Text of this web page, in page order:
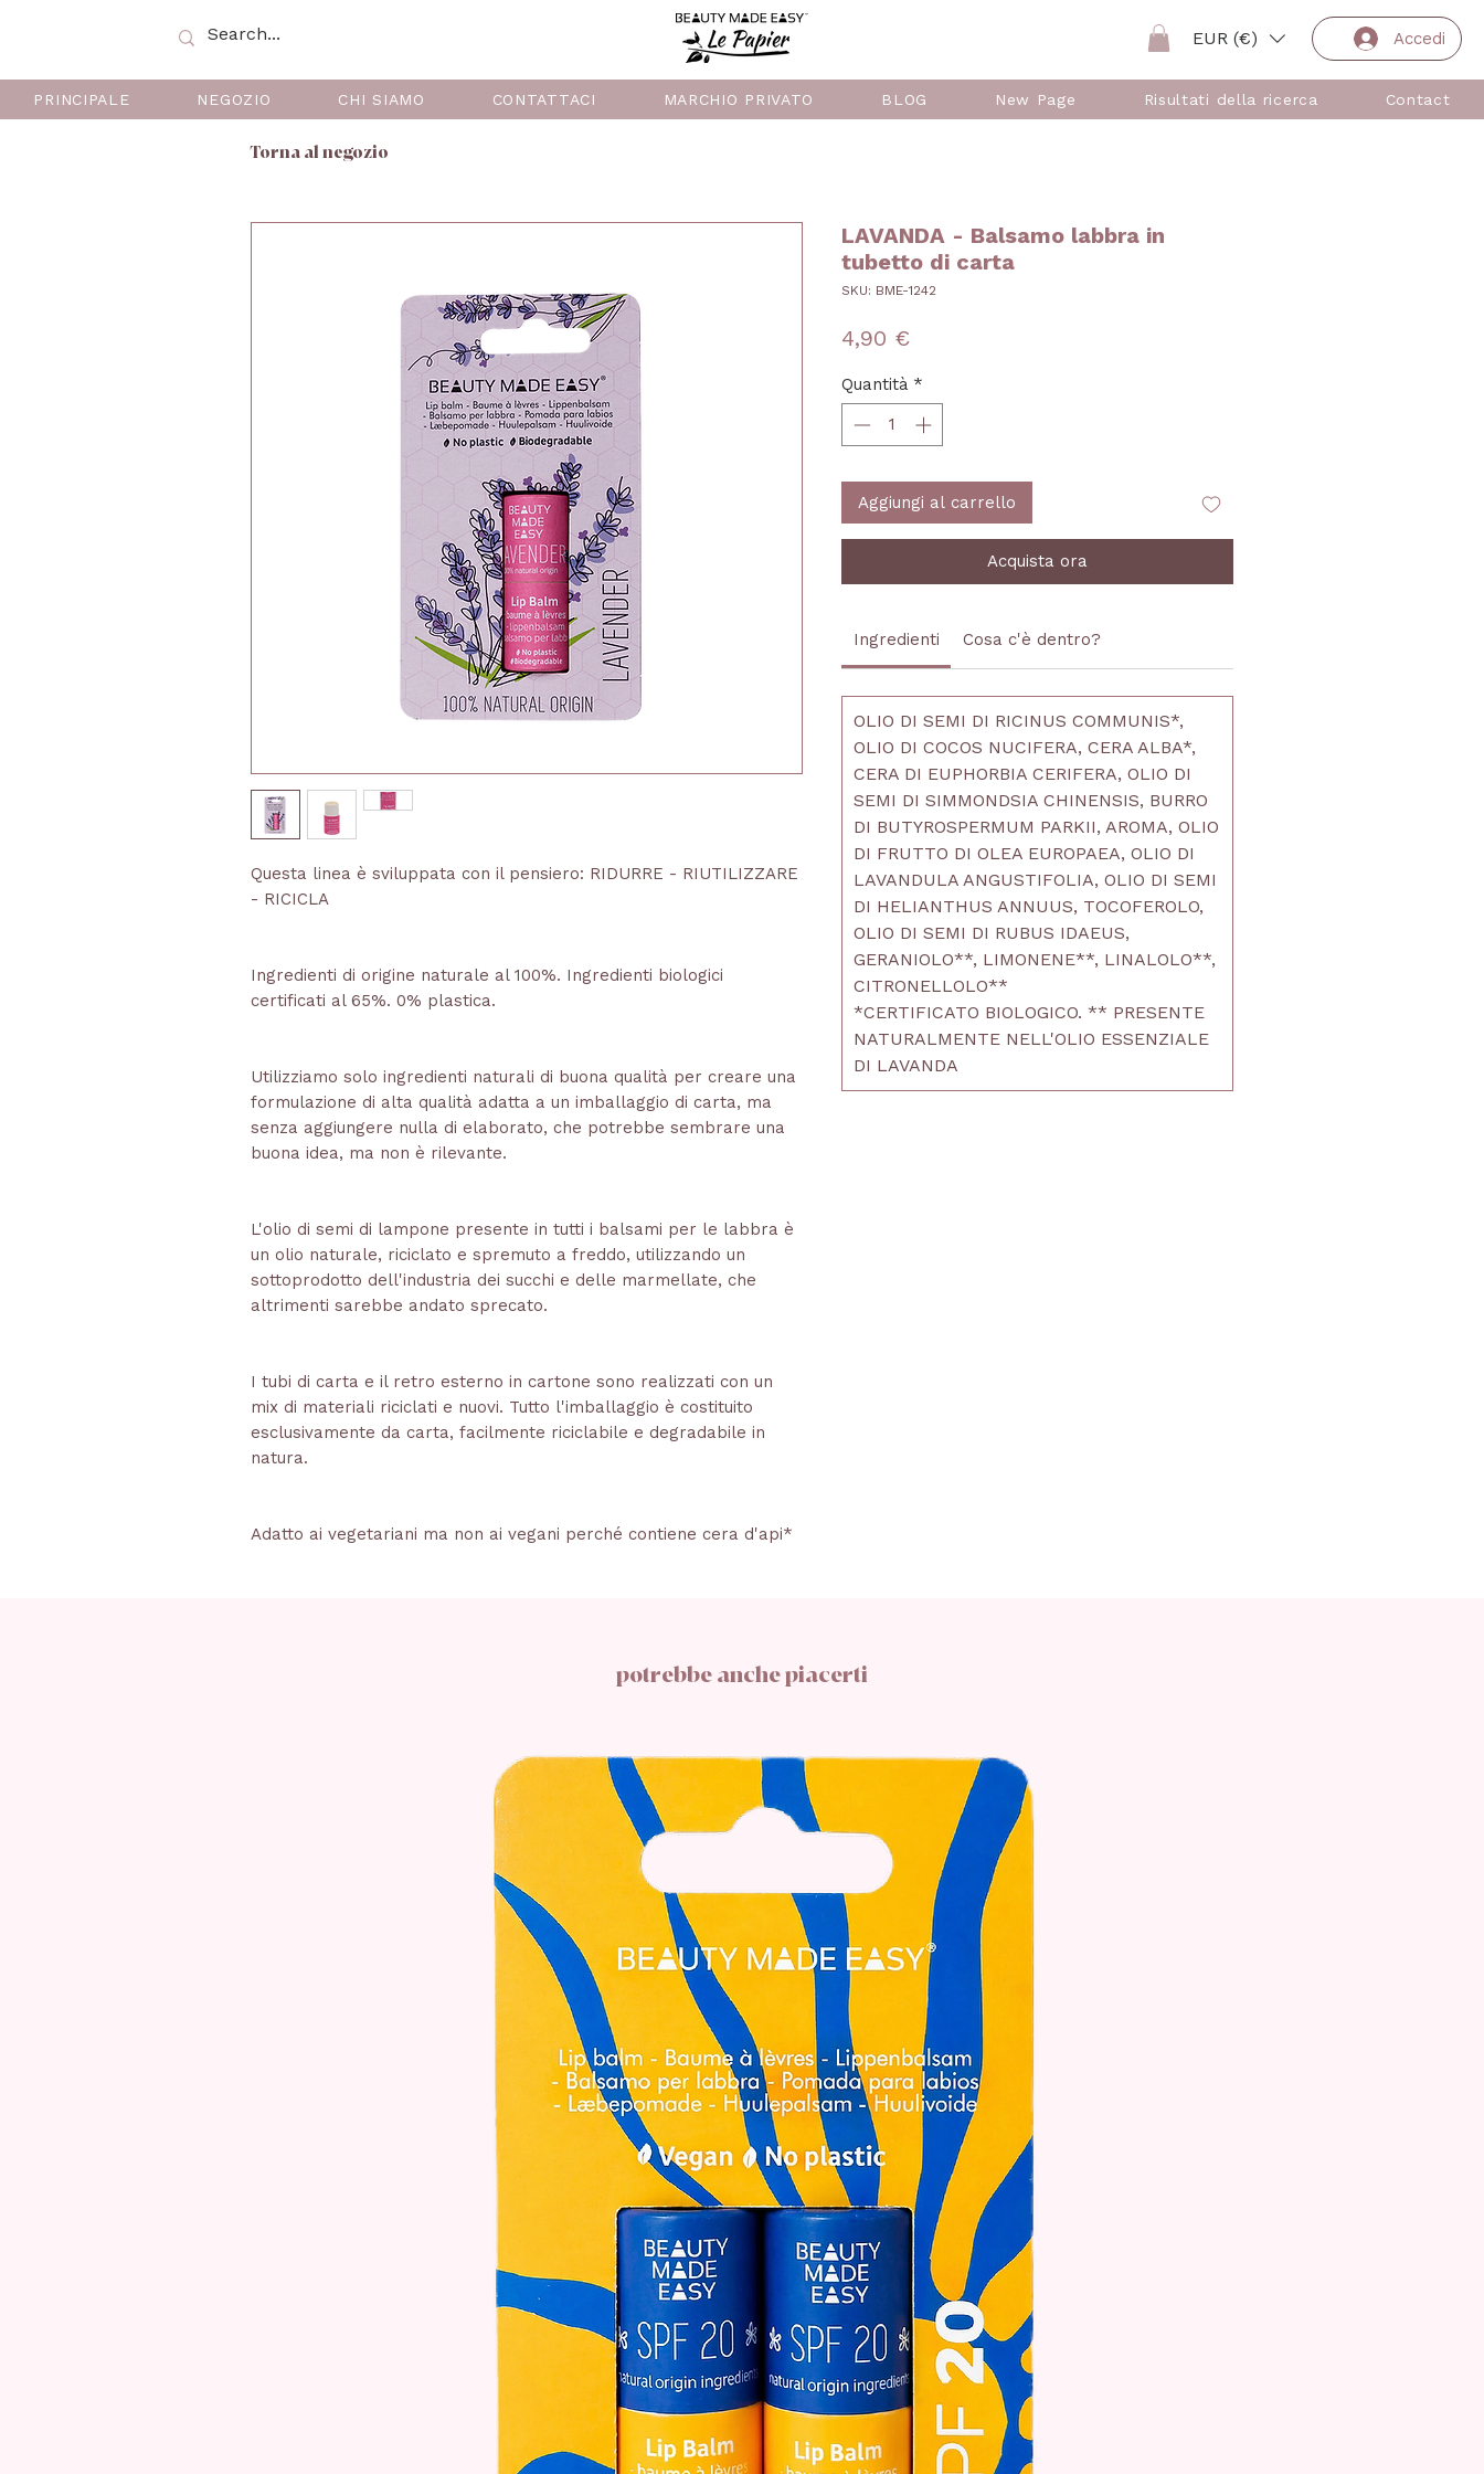
EUR (€) Accedi
PRINCIPALE NEGOZIO CHI SIAMO CONTATTACI MARCHIO PRIVATO BLOG New Page Risultati della ricerca Contact
Torna al negozio
Questa linea è sviluppata con il pensiero: RIDURRE - RIUTILIZZARE
- RICICLA
Ingredienti di origine naturale al 100%. Ingredienti biologici
certificati al 65%. 0% plastica.
Utilizziamo solo ingredienti naturali di buona qualità per creare una
formulazione di alta qualità adatta a un imballaggio di carta, ma
senza aggiungere nulla di elaborato, che potrebbe sembrare una
buona idea, ma non è rilevante.
L'olio di semi di lampone presente in tutti i balsami per le labbra è
un olio naturale, riciclato e spremuto a freddo, utilizzando un
sottoprodotto dell'industria dei succhi e delle marmellate, che
altrimenti sarebbe andato sprecato.
I tubi di carta e il retro esterno in cartone sono realizzati con un
mix di materiali riciclati e nuovi. Tutto l'imballaggio è costituito
esclusivamente da carta, facilmente riciclabile e degradabile in
natura.
Adatto ai vegetariani ma non ai vegani perché contiene cera d'api*
LAVANDA - Balsamo labbra in
tubetto di carta
SKU: BME-1242
4,90 €Prezzo
Quantità *
Aggiungi al carrello
Acquista ora
Ingredienti Cosa c'è dentro?
OLIO DI SEMI DI RICINUS COMMUNIS*,
OLIO DI COCOS NUCIFERA, CERA ALBA*,
CERA DI EUPHORBIA CERIFERA, OLIO DI
SEMI DI SIMMONDSIA CHINENSIS, BURRO
DI BUTYROSPERMUM PARKII, AROMA, OLIO
DI FRUTTO DI OLEA EUROPAEA, OLIO DI
LAVANDULA ANGUSTIFOLIA, OLIO DI SEMI
DI HELIANTHUS ANNUUS, TOCOFEROLO,
OLIO DI SEMI DI RUBUS IDAEUS,
GERANIOLO**, LIMONENE**, LINALOLO**,
CITRONELLOLO**
*CERTIFICATO BIOLOGICO. ** PRESENTE
NATURALMENTE NELL'OLIO ESSENZIALE
DI LAVANDA
potrebbe anche piacerti